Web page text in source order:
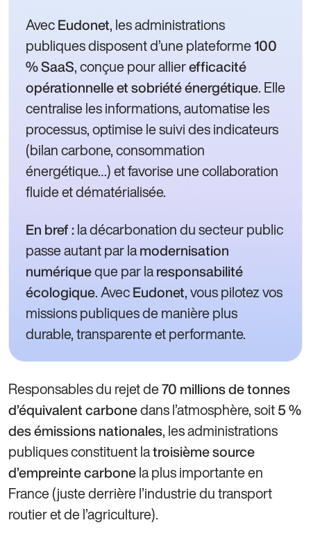
Avec Eudonet, les administrations
publiques disposent d’une plateforme100
% SaaS, conçue pour allierefficacité
opérationnelle et sobriété énergétique. Elle
centralise les informations, automatise les
processus, optimise le suivi des indicateurs
(bilan carbone, consommation
énergétique…) et favorise une collaboration
fluide et dématérialisée.
En bref : la décarbonation du secteur public
passe autant par lamodernisation
numériqueque par laresponsabilité
écologique. Avec Eudonet, vous pilotez vos
missions publiques de manière plus
durable, transparente et performante.
Responsables du rejet de70 millions de tonnes
d’équivalent carbonedans l’atmosphère, soit 5 %
des émissions nationales, les administrations
publiques constituent latroisième source
d’empreinte carbone la plus importante en
France (juste derrière l’industrie du transport
routier et de l’agriculture).